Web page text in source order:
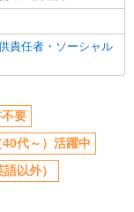
責任者・ソーシャル
要
40代～）活躍中
以外）